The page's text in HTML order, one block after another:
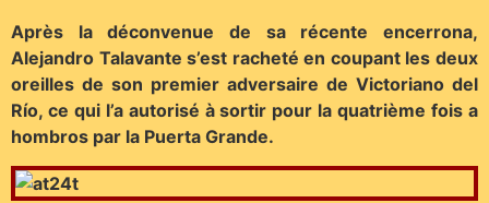
Après la déconvenue de sa récente encerrona,
Alejandro Talavante s’est racheté en coupant les deux
oreilles de son premier adversaire de Victoriano del
Río, ce qui l’a autorisé à sortir pour la quatrième fois a
hombros par la Puerta Grande.